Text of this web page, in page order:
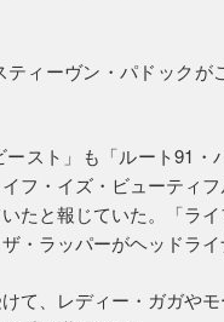
ィーヴン・パドック
スト」も「ルート91
フ・イズ・ビューティ
たと報じていた。「ラ
・ラッパーがヘッドライ
て、レディー・ガガや